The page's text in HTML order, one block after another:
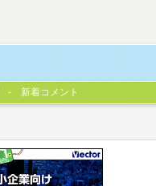
新着コメント